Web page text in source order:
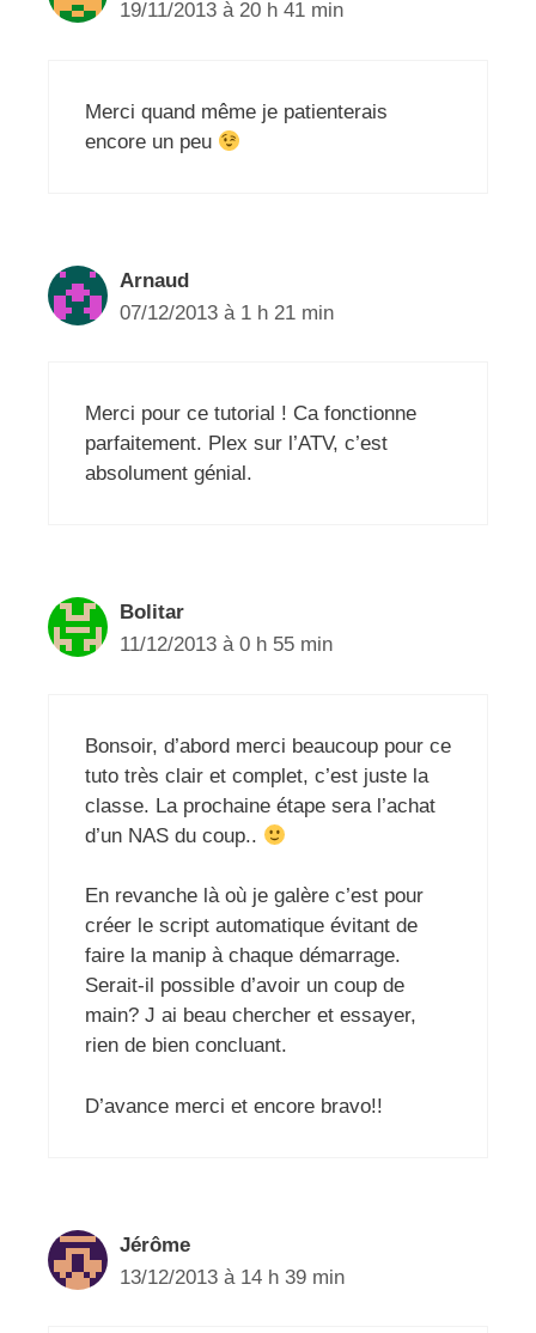
19/11/2013 à 20 h 41 min
Merci quand même je patienterais
encore un peu
Arnaud
07/12/2013 à 1 h 21 min
Merci pour ce tutorial ! Ca fonctionne
parfaitement. Plex sur l’ATV, c’est
absolument génial.
Bolitar
11/12/2013 à 0 h 55 min
Bonsoir, d’abord merci beaucoup pour ce
tuto très clair et complet, c’est juste la
classe. La prochaine étape sera l’achat
d’un NAS du coup..
En revanche là où je galère c’est pour
créer le script automatique évitant de
faire la manip à chaque démarrage.
Serait-il possible d’avoir un coup de
main? J ai beau chercher et essayer,
rien de bien concluant.
D’avance merci et encore bravo!!
Jérôme
13/12/2013 à 14 h 39 min